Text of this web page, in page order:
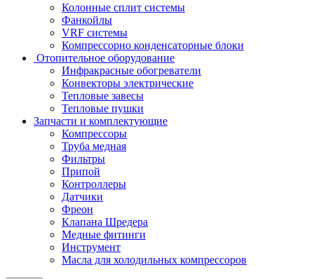
Колонные сплит системы
Фанкойлы
VRF системы
Компрессорно конденсаторные блоки
Отопительное оборудование
Инфракрасные обогреватели
Конвекторы электрические
Тепловые завесы
Тепловые пушки
Запчасти и комплектующие
Компрессоры
Труба медная
Фильтры
Припой
Контроллеры
Датчики
Фреон
Клапана Шредера
Медные фитинги
Инструмент
Масла для холодильных компрессоров